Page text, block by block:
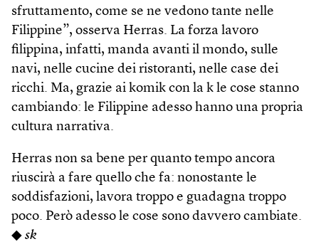
sfruttamento, come se ne vedono tante nelle
Filippine”, osserva Herras. La forza lavoro
filippina, infatti, manda avanti il mondo, sulle
navi, nelle cucine dei ristoranti, nelle case dei
ricchi. Ma, grazie ai komik con la k le cose stanno
cambiando: le Filippine adesso hanno una propria
cultura narrativa.
Herras non sa bene per quanto tempo ancora
riuscirà a fare quello che fa: nonostante le
soddisfazioni, lavora troppo e guadagna troppo
poco. Però adesso le cose sono davvero cambiate.
◆ sk